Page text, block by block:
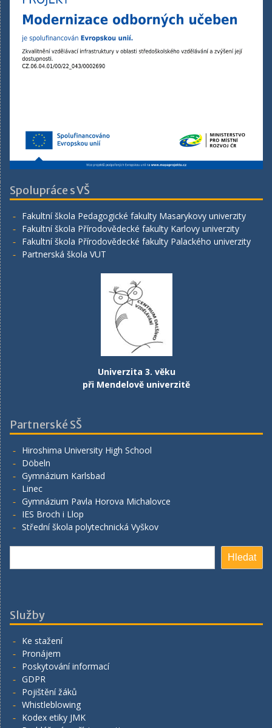
Spolupráce s VŠ
Fakultní škola Pedagogické fakulty Masarykovy univerzity
Fakultní škola Přírodovědecké fakulty Karlovy univerzity
Fakultní škola Přírodovědecké fakulty Palackého univerzity
Partnerská škola VUT
Univerzita 3. věku
při Mendelově univerzitě
Partnerské SŠ
Hiroshima University High School
Döbeln
Gymnázium Karlsbad
Linec
Gymnázium Pavla Horova Michalovce
IES Broch i Llop
Střední škola polytechnická Vyškov
Hledat
Služby
Ke stažení
Pronájem
Poskytování informací
GDPR
Pojištění žáků
Whistleblowing
Kodex etiky JMK